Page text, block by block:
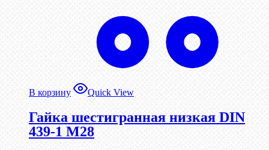
В корзину Quick View
Гайка шестигранная низкая DIN
439-1 М28